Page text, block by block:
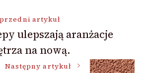
artykuł
ulepszają aranżacje
na nową.
Następny artykuł